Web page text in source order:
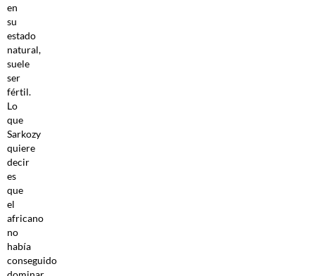
en
su
estado
natural,
suele
ser
fértil.
Lo
que
Sarkozy
quiere
decir
es
que
el
africano
no
había
conseguido